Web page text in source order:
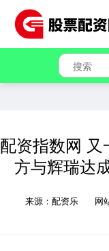
配资指数网
方与辉瑞达
来源：配资乐 网